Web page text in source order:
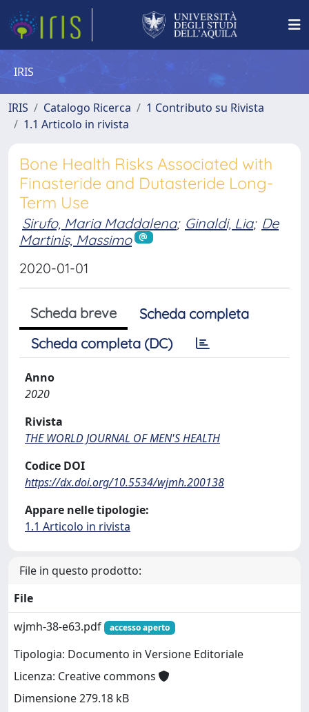
IRIS
IRIS Catalogo Ricerca
1 Contributo su Rivista
1.1 Articolo in rivista
Bone Health Risks Associated with
Finasteride and Dutasteride Long-
Term Use
Sirufo, Maria Maddalena; Ginaldi, Lia; De
Martinis, Massimo
2020-01-01
Scheda breve
Scheda completa
Scheda completa (DC)
Anno
2020
Rivista
THE WORLD JOURNAL OF MEN'S HEALTH
Codice DOI
https://dx.doi.org/10.5534/wjmh.200138
Appare nelle tipologie:
1.1 Articolo in rivista
File in questo prodotto:
File
wjmh-38-e63.pdf
accesso aperto
Tipologia: Documento in Versione Editoriale
Licenza: Creative commons
Dimensione 279.18 kB